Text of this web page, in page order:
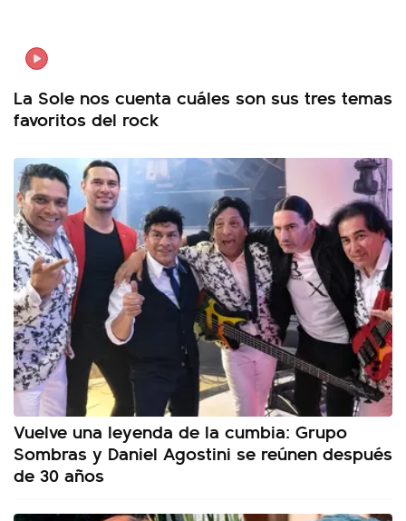
La Sole nos cuenta cuáles son sus tres temas
favoritos del rock
Vuelve una leyenda de la cumbia: Grupo
Sombras y Daniel Agostini se reúnen después
de 30 años